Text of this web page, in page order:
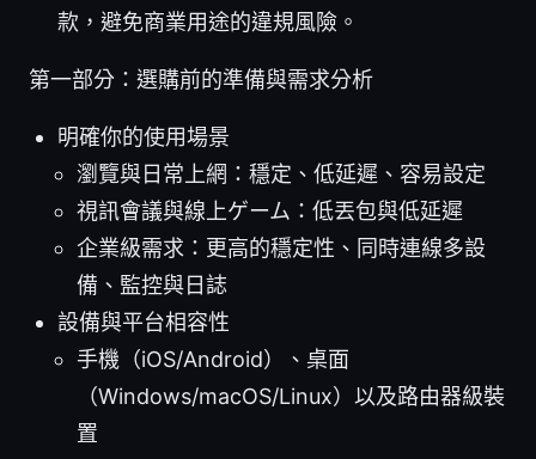
款，避免商業用途的違規風險。
第一部分：選購前的準備與需求分析
明確你的使用場景
瀏覽與日常上網：穩定、低延遲、容易設定
視訊會議與線上ゲーム：低丟包與低延遲
企業級需求：更高的穩定性、同時連線多設
備、監控與日誌
設備與平台相容性
手機（iOS/Android）、桌面
（Windows/macOS/Linux）以及路由器級裝
置